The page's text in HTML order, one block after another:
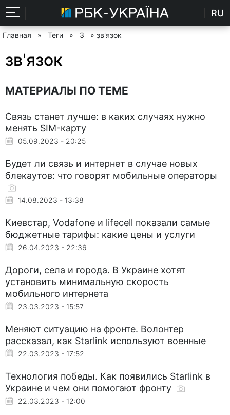
RU
Главная » Теги » З » зв'язок
зв'язок
МАТЕРИАЛЫ ПО ТЕМЕ
Связь станет лучше: в каких случаях нужно
менять SIM-карту
05.09.2023 - 20:25
Будет ли связь и интернет в случае новых
блекаутов: что говорят мобильные операторы
14.08.2023 - 13:38
Киевстар, Vodafone и lifecell показали самые
бюджетные тарифы: какие цены и услуги
26.04.2023 - 22:36
Дороги, села и города. В Украине хотят
установить минимальную скорость
мобильного интернета
23.03.2023 - 15:57
Меняют ситуацию на фронте. Волонтер
рассказал, как Starlink используют военные
22.03.2023 - 17:52
Технология победы. Как появились Starlink в
Украине и чем они помогают фронту
22.03.2023 - 12:00